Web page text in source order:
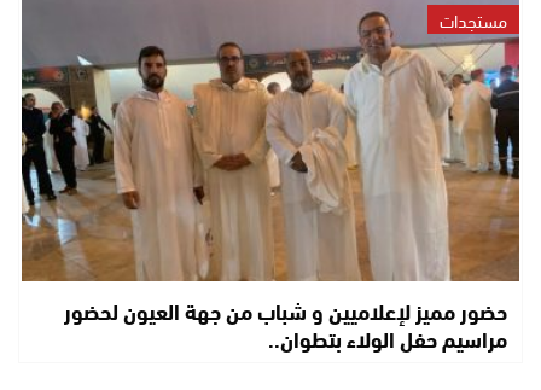
مستجدات
حضور مميز لإعلاميين و شباب من جهة العيون لحضور
مراسيم حفل الولاء بتطوان..